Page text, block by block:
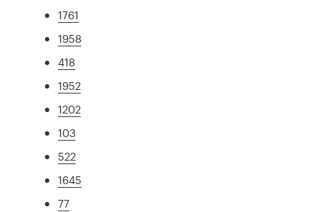
1761
1958
418
1952
1202
103
522
1645
77